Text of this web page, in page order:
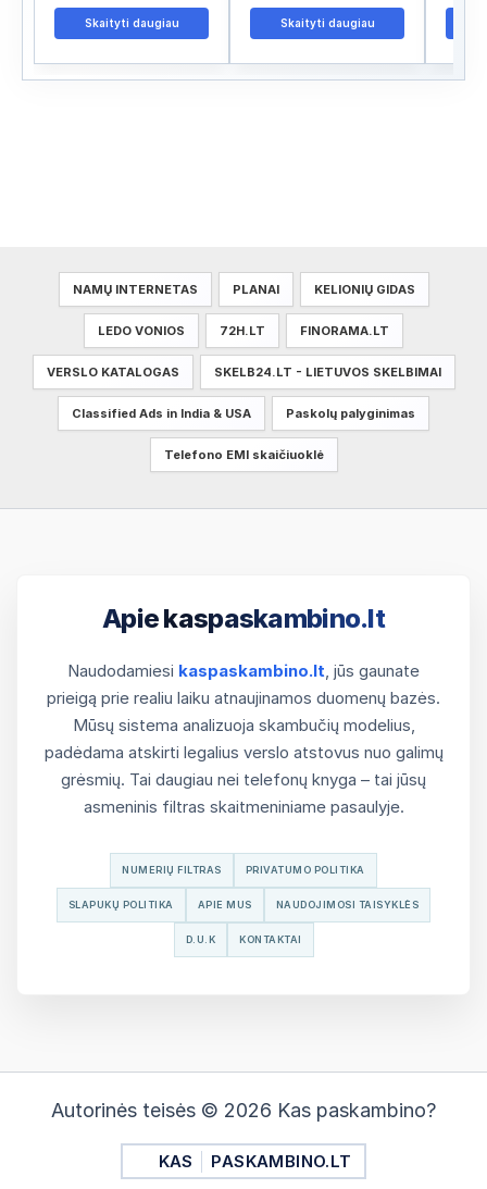
Skaityti daugiau Skaityti daugiau
NAMŲ INTERNETAS PLANAI KELIONIŲ GIDAS
LEDO VONIOS 72H.LT FINORAMA.LT
VERSLO KATALOGAS SKELB24.LT - LIETUVOS SKELBIMAI
Classified Ads in India & USA Paskolų palyginimas
Telefono EMI skaičiuoklė
Apie kaspaskambino.lt
Naudodamiesi kaspaskambino.lt, jūs gaunate
prieigą prie realiu laiku atnaujinamos duomenų bazės.
Mūsų sistema analizuoja skambučių modelius,
padėdama atskirti legalius verslo atstovus nuo galimų
grėsmių. Tai daugiau nei telefonų knyga – tai jūsų
asmeninis filtras skaitmeniniame pasaulyje.
NUMERIŲ FILTRAS PRIVATUMO POLITIKA
SLAPUKŲ POLITIKA APIE MUS NAUDOJIMOSI TAISYKLĖS
D.U.K KONTAKTAI
Autorinės teisės © 2026 Kas paskambino?
KAS PASKAMBINO.LT